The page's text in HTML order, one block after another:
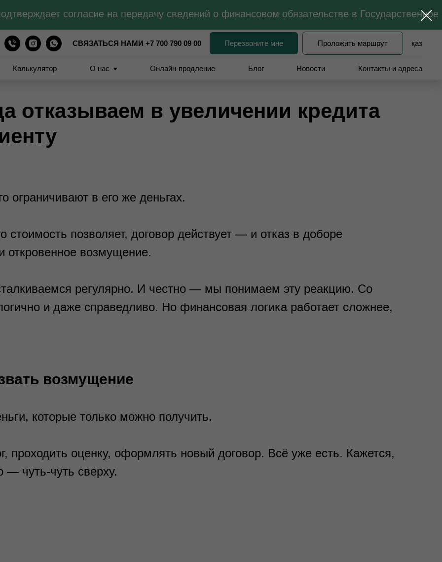
согласие на передачу сведений о финансовом обязательстве в
СВЯЗАТЬСЯ НАМИ +7 700 790 09 00 Перезвоните мне Проложить маршрут қаз
Калькулятор О нас Онлайн-продление Блог Новости Контакты и адреса
отказываем в увеличении кредита
ограничивают в его же деньгах.
стоимость позволяет, договор действует — и отказ в доборе
откровенное возмущение.
регулярно. И честно — мы понимаем эту реакцию. Со
и даже справедливо. Но финансовая логика работает сложнее,
возмущение
которые только можно получить.
проходить оценку, оформлять новый договор. Всё уже есть. Кажется,
— чуть-чуть сверху.